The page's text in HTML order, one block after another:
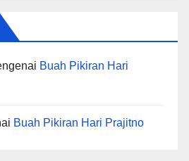
Buah Pikiran Hari
Buah Pikiran Hari Prajitno